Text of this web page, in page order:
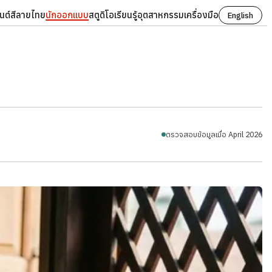
ต์สีลายไทยนักออกแบบสตูดิโอเรียนรู้อุตสาหกรรมเครื่องมือ English
ตรวจสอบข้อมูลเมื่อ April 2026